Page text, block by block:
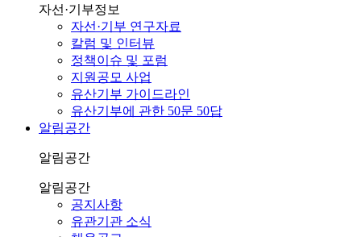
자선·기부정보
자선·기부 연구자료
칼럼 및 인터뷰
정책이슈 및 포럼
지원공모 사업
유산기부 가이드라인
유산기부에 관한 50문 50답
알림공간
알림공간
알림공간
공지사항
유관기관 소식